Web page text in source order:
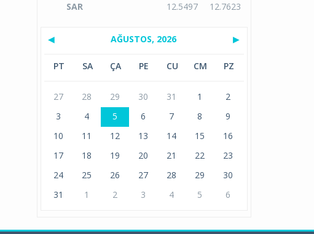
SAR
12.5497 12.7623
◀ AĞUSTOS, 2026 ▶
PT SA ÇA PE CU CM PZ
27 28 29 30 31 1
2
3
4 5 6 7 8
9
10
11 12 13 14 15
16
17
18 19 20 21 22
23
24
25 26 27 28 29
30
31
1 2 3 4 5 6